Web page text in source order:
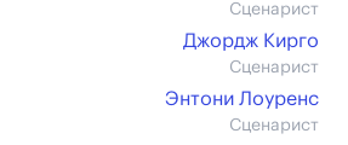
Сценарист
Джордж Кирго
Сценарист
Энтони Лоуренс
Сценарист